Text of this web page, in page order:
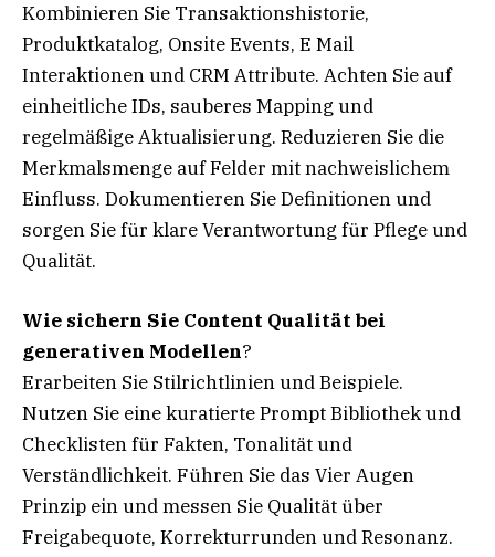
Kombinieren Sie Transaktionshistorie,
Produktkatalog, Onsite Events, E Mail
Interaktionen und CRM Attribute. Achten Sie auf
einheitliche IDs, sauberes Mapping und
regelmäßige Aktualisierung. Reduzieren Sie die
Merkmalsmenge auf Felder mit nachweislichem
Einfluss. Dokumentieren Sie Definitionen und
sorgen Sie für klare Verantwortung für Pflege und
Qualität.
Wie sichern Sie Content Qualität bei
generativen Modellen?
Erarbeiten Sie Stilrichtlinien und Beispiele.
Nutzen Sie eine kuratierte Prompt Bibliothek und
Checklisten für Fakten, Tonalität und
Verständlichkeit. Führen Sie das Vier Augen
Prinzip ein und messen Sie Qualität über
Freigabequote, Korrekturrunden und Resonanz.